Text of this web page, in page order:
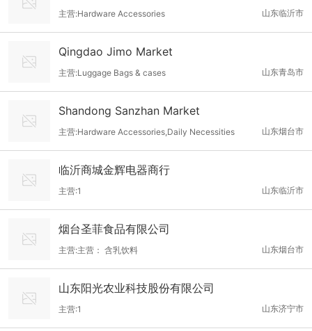
山东临沂市
主营:Hardware Accessories
Qingdao Jimo Market
山东青岛市
主营:Luggage Bags & cases
Shandong Sanzhan Market
山东烟台市
主营:Hardware Accessories,Daily Necessities
临沂商城金辉电器商行
山东临沂市
主营:1
烟台圣菲食品有限公司
山东烟台市
主营:主营： 含乳饮料
山东阳光农业科技股份有限公司
山东济宁市
主营:1